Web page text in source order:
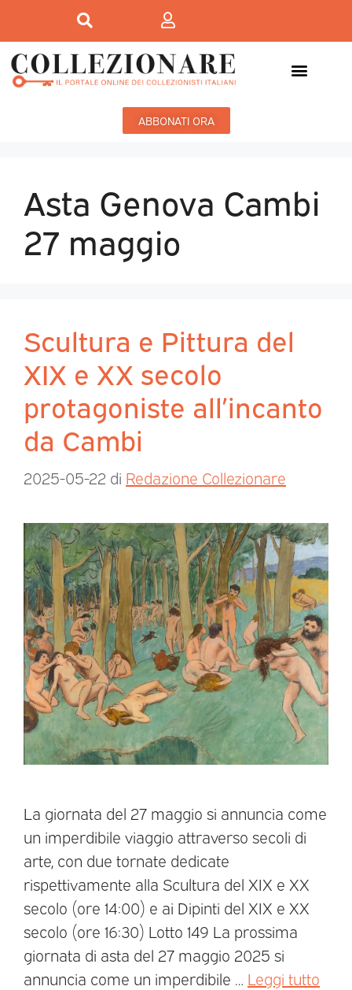
ABBONATI ORA
Asta Genova Cambi
27 maggio
Scultura e Pittura del
XIX e XX secolo
protagoniste all’incanto
da Cambi
2025-05-22 di Redazione Collezionare
La giornata del 27 maggio si annuncia come
un imperdibile viaggio attraverso secoli di
arte, con due tornate dedicate
rispettivamente alla Scultura del XIX e XX
secolo (ore 14:00) e ai Dipinti del XIX e XX
secolo (ore 16:30) Lotto 149 La prossima
giornata di asta del 27 maggio 2025 si
annuncia come un imperdibile … Leggi tutto